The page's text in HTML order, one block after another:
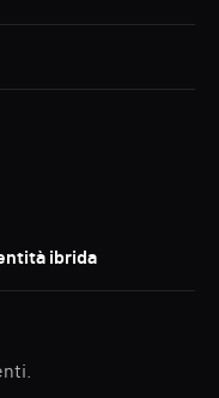
ibrida